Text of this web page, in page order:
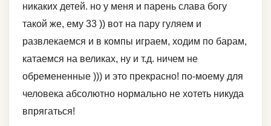
никаких детей. но у меня и парень слава богу
такой же, ему 33 )) вот на пару гуляем и
развлекаемся и в компы играем, ходим по барам,
катаемся на великах, ну и т.д. ничем не
обремененные ))) и это прекрасно! по-моему для
человека абсолютно нормально не хотеть никуда
впрягаться!